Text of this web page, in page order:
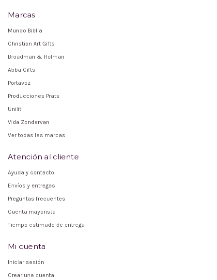
Marcas
Mundo Biblia
Christian Art Gifts
Broadman & Holman
Abba Gifts
Portavoz
Producciones Prats
Unilit
Vida Zondervan
Ver todas las marcas
Atención al cliente
Ayuda y contacto
Envíos y entregas
Preguntas frecuentes
Cuenta mayorista
Tiempo estimado de entrega
Mi cuenta
Iniciar sesión
Crear una cuenta